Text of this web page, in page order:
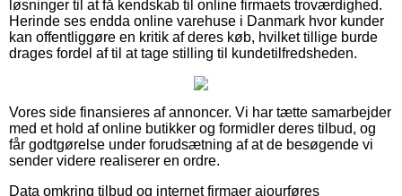
løsninger til at få kendskab til online firmaets troværdighed.
Herinde ses endda online varehuse i Danmark hvor kunder
kan offentliggøre en kritik af deres køb, hvilket tillige burde
drages fordel af til at tage stilling til kundetilfredsheden.
Vores side finansieres af annoncer. Vi har tætte samarbejder
med et hold af online butikker og formidler deres tilbud, og
får godtgørelse under forudsætning af at de besøgende vi
sender videre realiserer en ordre.
Data omkring tilbud og internet firmaer ajourføres